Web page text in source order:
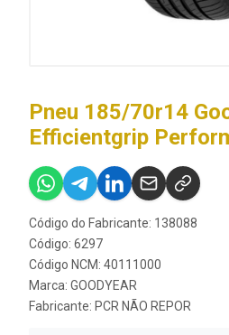
Pneu 185/70r14
Efficientgrip
Código do Fabricante: 138088
Código: 6297
Código NCM: 40111000
Marca: GOODYEAR
Fabricante: PCR NÃO REPOR